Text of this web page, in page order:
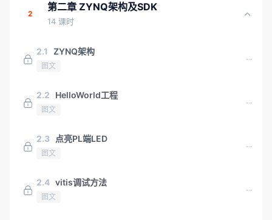
2
第二章 ZYNQ架构及SDK
14 课时
2.1 ZYNQ架构
图文
--
2.2 HelloWorld工程
图文
--
2.3 点亮PL端LED
图文
--
2.4 vitis调试方法
图文
--